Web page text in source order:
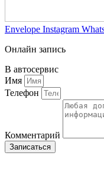
Envelope Instagram
Онлайн запись
В автосервис
Имя
Телефон
Комментарий
Записаться